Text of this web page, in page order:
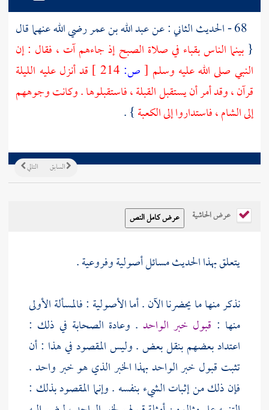
عبد الله بن عمررضي الله عنهما قال
{بينما الناس بقباء في صلاة الصبح إذ جاءهم آت ، فقال : إن
النبي صلى الله عليه وسلم [ص:
قد أنزل عليه الليلة
قرآن ، وقد أمر أن يستقبل القبلة ، فاستقبلوها . وكانت وجوههم
إلىالشام، فاستداروا إلىالكعبة} .
التالي السابق
عرض الحاشية
يتعلق بهذا الحديث مسائل أصولية وفروعية .
نذكر منها ما يحضرنا الآن . أما الأصولية : فالمسألة الأولى
منها : قبول خبر الواحد . وعادة الصحابة في ذلك :
اعتداد بعضهم بنقل بعض . وليس المقصود في هذا : أن
تثبت قبول خبر الواحد بهذا الخبر الذي هو خبر واحد .
فإن ذلك من إثبات الشيء بنفسه . وإنما المقصود بذلك :